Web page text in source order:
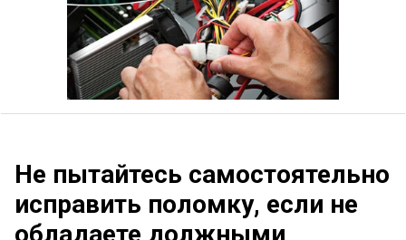
Не пытайтесь самостоятельно
исправить поломку, если не
обладаете должными